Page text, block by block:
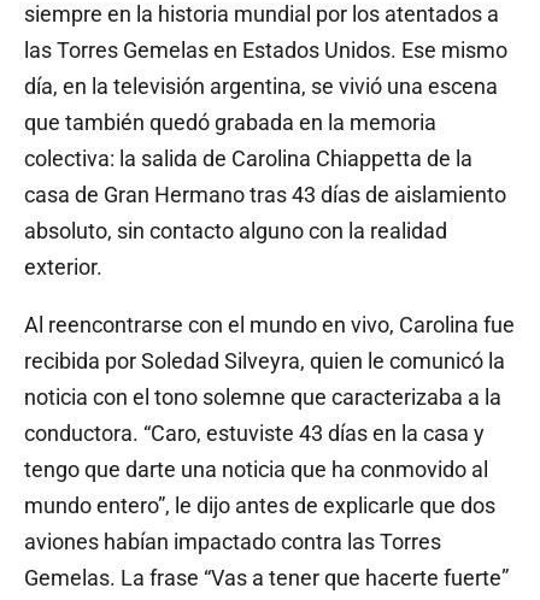
siempre en la historia mundial por los atentados a
las Torres Gemelas en Estados Unidos. Ese mismo
día, en la televisión argentina, se vivió una escena
que también quedó grabada en la memoria
colectiva: la salida de Carolina Chiappetta de la
casa de Gran Hermano tras 43 días de aislamiento
absoluto, sin contacto alguno con la realidad
exterior.
Al reencontrarse con el mundo en vivo, Carolina fue
recibida por Soledad Silveyra, quien le comunicó la
noticia con el tono solemne que caracterizaba a la
conductora. “Caro, estuviste 43 días en la casa y
tengo que darte una noticia que ha conmovido al
mundo entero”, le dijo antes de explicarle que dos
aviones habían impactado contra las Torres
Gemelas. La frase “Vas a tener que hacerte fuerte”